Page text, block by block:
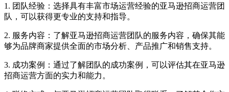
1. 团队经验：选择具有丰富市场运营经验的亚马逊招商运营团
队，可以获得更专业的支持和指导。
2. 服务内容：了解亚马逊招商运营团队的服务内容，确保其能
够为品牌商家提供全面的市场分析、产品推广和销售支持。
3. 成功案例：通过了解团队的成功案例，可以评估其在亚马逊
招商运营方面的实力和能力。